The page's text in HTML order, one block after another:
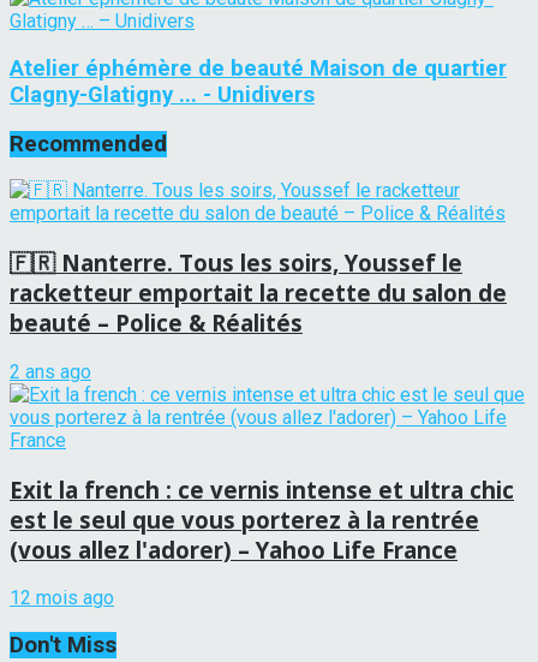
Atelier éphémère de beauté Maison de quartier
Clagny-Glatigny ... - Unidivers
Recommended
🇫🇷 Nanterre. Tous les soirs, Youssef le
racketteur emportait la recette du salon de
beauté – Police & Réalités
2 ans ago
Exit la french : ce vernis intense et ultra chic
est le seul que vous porterez à la rentrée
(vous allez l'adorer) – Yahoo Life France
12 mois ago
Don't Miss